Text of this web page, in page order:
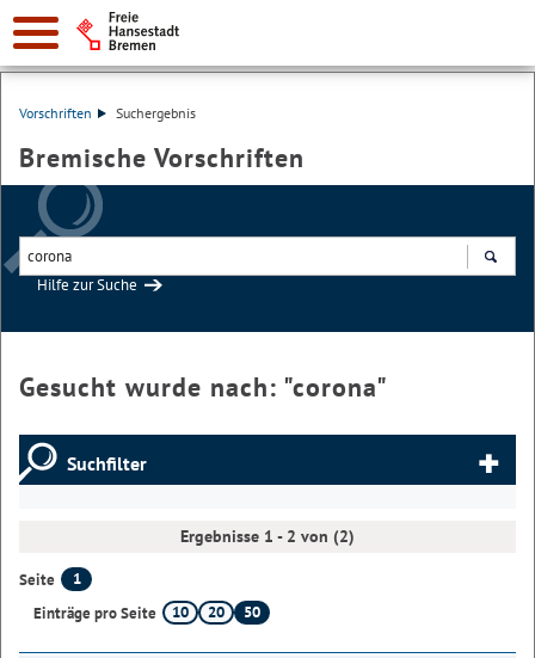
Vorschriften Suchergebnis
Bremische Vorschriften
Hilfe zur Suche
Gesucht wurde nach: "corona"
Suchfilter
Ergebnisse 1 - 2 von (2)
Seite
1
Einträge pro Seite
10 20 50